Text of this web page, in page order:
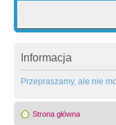
Informacja
Przepraszamy, ale nie
Strona główna